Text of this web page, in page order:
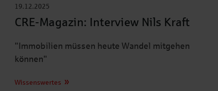
19.12.2025
CRE-Magazin: Interview Nils Kraft
"Immobilien müssen heute Wandel mitgehen
können"
Wissenswertes